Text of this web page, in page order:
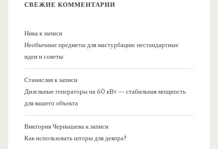
СВЕЖИЕ КОММЕНТАРИИ
Никак записи
Необычные предметы для мастурбации: нестандартные
идеи и советы
Станиславк записи
Дизельные генераторы на 60 кВт — стабильная мощность
для вашего объекта
Виктория Чернышевак записи
Как использовать шторы для декора?